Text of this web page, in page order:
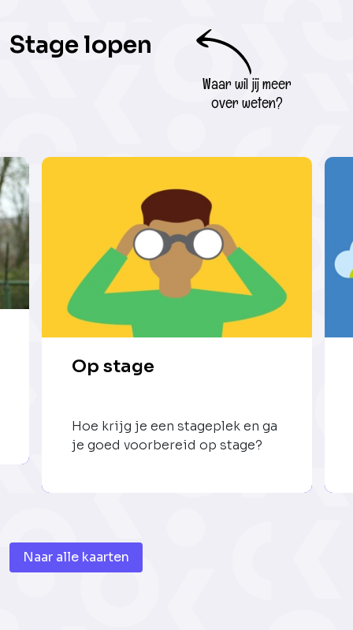
Stage lopen
Waar wil jij meer
over weten?
Op stage
Hoe krijg je een stageplek en ga
je goed voorbereid op stage?
Naar alle kaarten